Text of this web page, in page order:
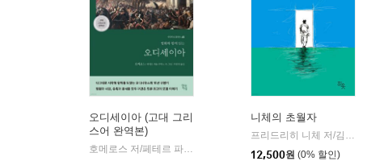
오디세이아 (고대 그리
스어 완역본)
| 현대지성
니체의 초월자
12,500원 (0% 할인)